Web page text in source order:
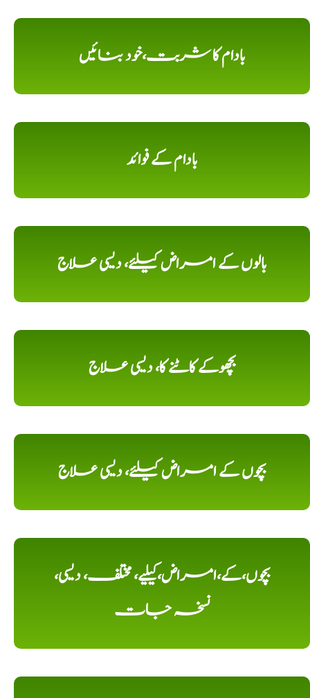
بادام کا شربت،خود بنائیں
بادام کے فوائد
بالوں کے امراض کیلئے، دیسی علاج
بچھوکے کاٹنے کا، دیسی علاج
بچوں کے امراض کیلئے، دیسی علاج
بچوں،کے،امراض،کیلیے، مختلف، دیسی،
نسخہ جات